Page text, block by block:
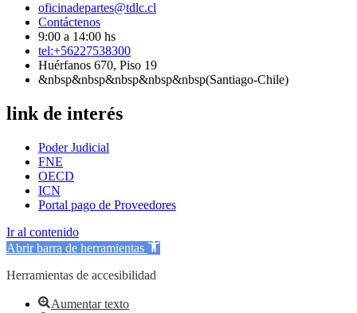
oficinadepartes@tdlc.cl
Contáctenos
9:00 a 14:00 hs
tel:+56227538300
Huérfanos 670, Piso 19
&nbsp&nbsp&nbsp&nbsp&nbsp(Santiago-Chile)
link de interés
Poder Judicial
FNE
OECD
ICN
Portal pago de Proveedores
Ir al contenido
Abrir barra de herramientas
Herramientas de accesibilidad
Aumentar texto